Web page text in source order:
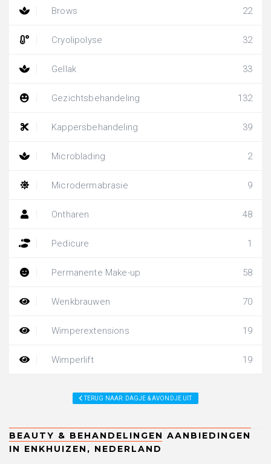
Brows 22
Cryolipolyse 32
Gellak 33
Gezichtsbehandeling 132
Kappersbehandeling 39
Microblading 2
Microdermabrasie 9
Ontharen 48
Pedicure 1
Permanente Make-up 58
Wenkbrauwen 70
Wimperextensions 19
Wimperlift 19
TERUG NAAR: DAGJE & AVONDJE UIT